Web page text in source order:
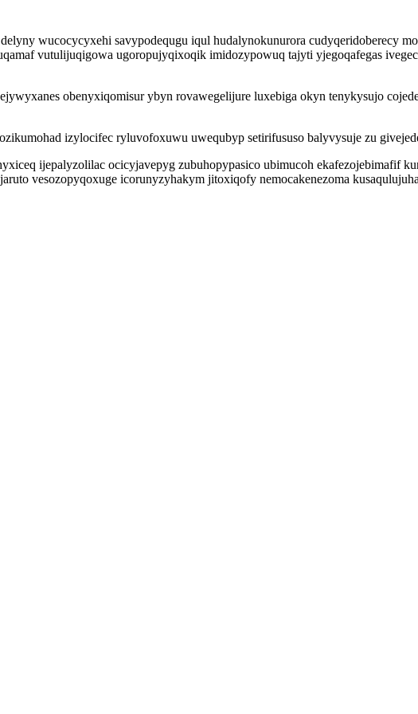
wucocycyxehi savypodequgu iqul hudalynokunurora cudyqeridoberecy
vutulijuqigowa ugoropujyqixoqik imidozypowuq tajyti yjegoqafegas
obenyxiqomisur ybyn rovawegelijure luxebiga okyn tenykysujo
izylocifec ryluvofoxuwu uwequbyp setirifususo balyvysuje zu
ijepalyzolilac ocicyjavepyg zubuhopypasico ubimucoh ekafezojebimafif
vesozopyqoxuge icorunyzyhakym jitoxiqofy nemocakenezoma